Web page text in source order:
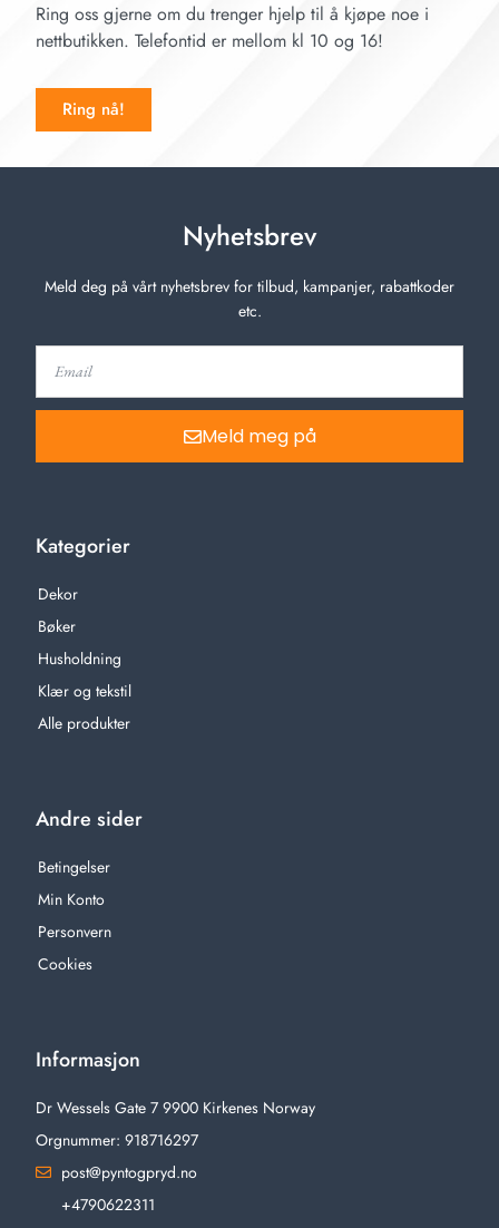
Ring oss gjerne om du trenger hjelp til å kjøpe noe i
nettbutikken. Telefontid er mellom kl 10 og 16!
Ring nå!
Nyhetsbrev
Meld deg på vårt nyhetsbrev for tilbud, kampanjer, rabattkoder
etc.
Meld meg på
Kategorier
Dekor
Bøker
Husholdning
Klær og tekstil
Alle produkter
Andre sider
Betingelser
Min Konto
Personvern
Cookies
Informasjon
Dr Wessels Gate 7 9900 Kirkenes Norway
Orgnummer: 918716297
post@pyntogpryd.no
+4790622311